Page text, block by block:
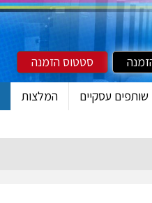
סטטוס הזמנה
שותפים עסקיים המלצות